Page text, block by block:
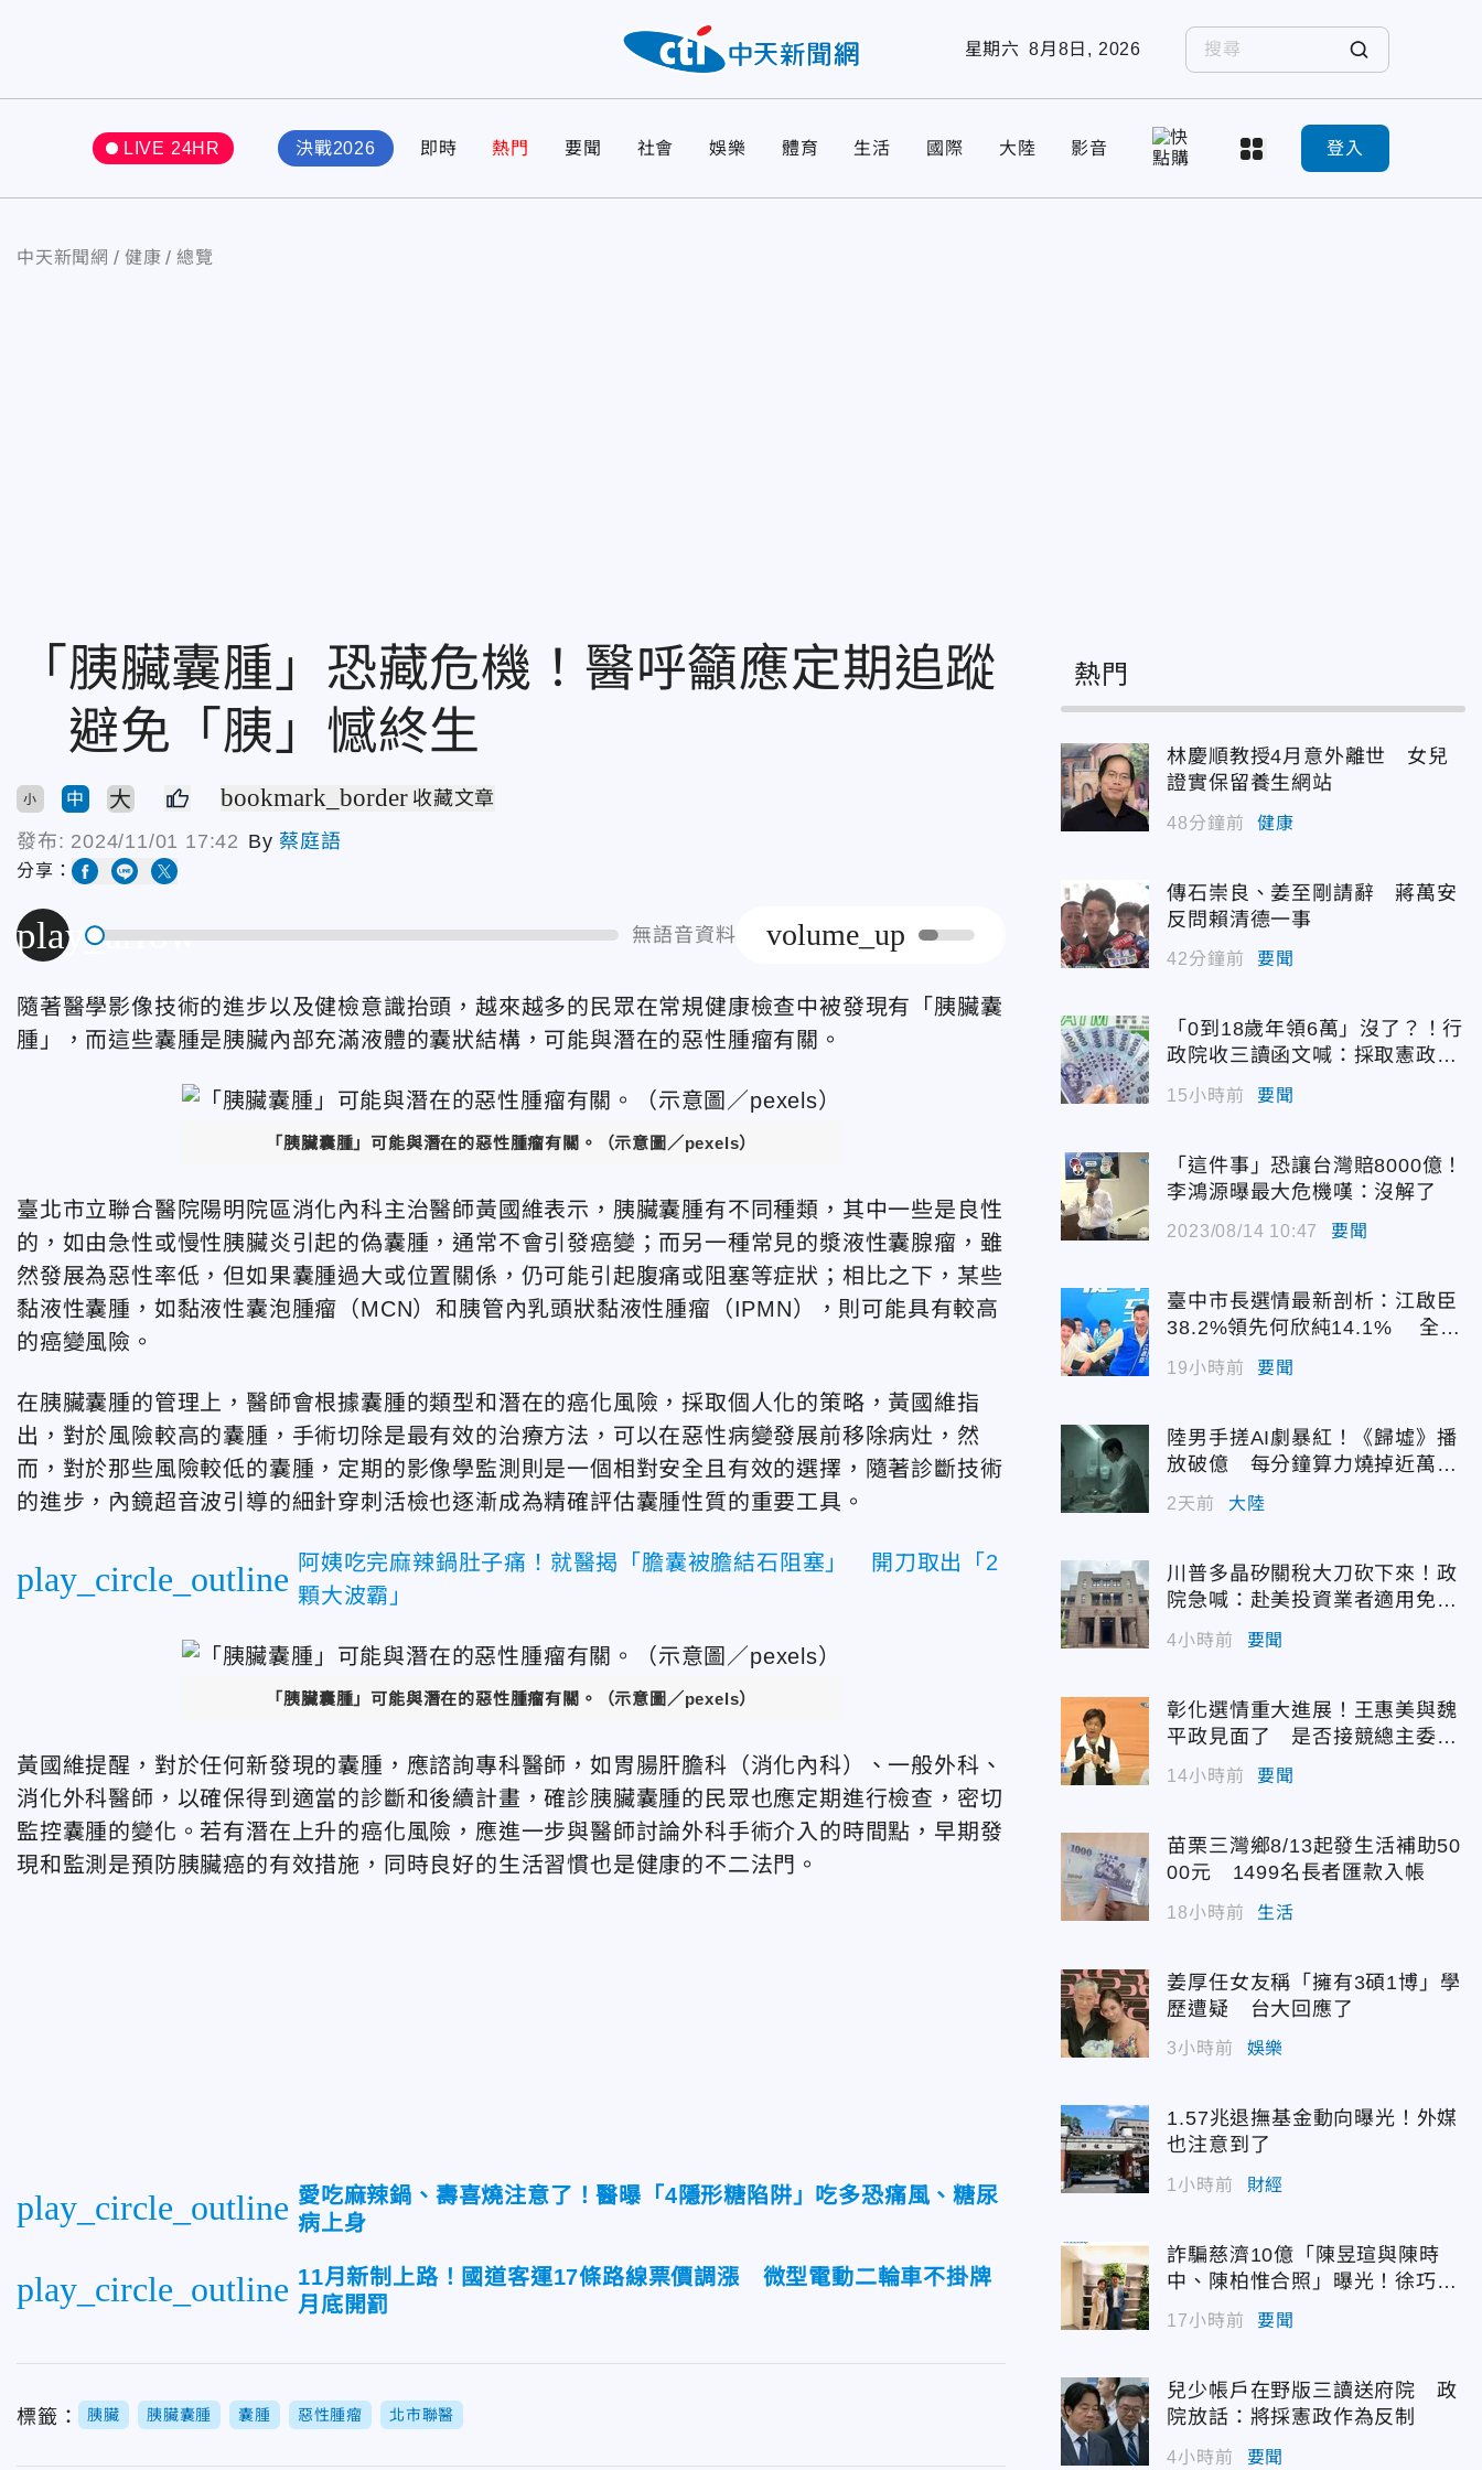
星期六 8月8日, 2026
LIVE 24HR 決戰2026 即時 熱門 要聞 社會 娛樂 體育 生活 國際 大陸 影音 登入
中天新聞網 健康 總覽
「胰臟囊腫」恐藏危機！醫呼籲應定期追蹤
避免「胰」憾終生
小 中 大 bookmark_border 收藏文章
發布: 2024/11/01 17:42 By 蔡庭語
分享：
play_arrow 無語音資料 volume_up
隨著醫學影像技術的進步以及健檢意識抬頭，越來越多的民眾在常規健康檢查中被發現有「胰臟囊
腫」，而這些囊腫是胰臟內部充滿液體的囊狀結構，可能與潛在的惡性腫瘤有關。
「胰臟囊腫」可能與潛在的惡性腫瘤有關。（示意圖／pexels）
臺北市立聯合醫院陽明院區消化內科主治醫師黃國維表示，胰臟囊腫有不同種類，其中一些是良性
的，如由急性或慢性胰臟炎引起的偽囊腫，通常不會引發癌變；而另一種常見的漿液性囊腺瘤，雖
然發展為惡性率低，但如果囊腫過大或位置關係，仍可能引起腹痛或阻塞等症狀；相比之下，某些
黏液性囊腫，如黏液性囊泡腫瘤（MCN）和胰管內乳頭狀黏液性腫瘤（IPMN），則可能具有較高
的癌變風險。
在胰臟囊腫的管理上，醫師會根據囊腫的類型和潛在的癌化風險，採取個人化的策略，黃國維指
出，對於風險較高的囊腫，手術切除是最有效的治療方法，可以在惡性病變發展前移除病灶，然
而，對於那些風險較低的囊腫，定期的影像學監測則是一個相對安全且有效的選擇，隨著診斷技術
的進步，內鏡超音波引導的細針穿刺活檢也逐漸成為精確評估囊腫性質的重要工具。
play_circle_outline 阿姨吃完麻辣鍋肚子痛！就醫揭「膽囊被膽結石阻塞」 開刀取出「2
顆大波霸」
「胰臟囊腫」可能與潛在的惡性腫瘤有關。（示意圖／pexels）
黃國維提醒，對於任何新發現的囊腫，應諮詢專科醫師，如胃腸肝膽科（消化內科）、一般外科、
消化外科醫師，以確保得到適當的診斷和後續計畫，確診胰臟囊腫的民眾也應定期進行檢查，密切
監控囊腫的變化。若有潛在上升的癌化風險，應進一步與醫師討論外科手術介入的時間點，早期發
現和監測是預防胰臟癌的有效措施，同時良好的生活習慣也是健康的不二法門。
play_circle_outline 愛吃麻辣鍋、壽喜燒注意了！醫曝「4隱形糖陷阱」吃多恐痛風、糖尿
病上身
play_circle_outline 11月新制上路！國道客運17條路線票價調漲 微型電動二輪車不掛牌
月底開罰
標籤： 胰臟 胰臟囊腫 囊腫 惡性腫瘤 北市聯醫
熱門
林慶順教授4月意外離世 女兒
證實保留養生網站
48分鐘前 健康
傳石崇良、姜至剛請辭 蔣萬安
反問賴清德一事
42分鐘前 要聞
「0到18歲年領6萬」沒了？！行
政院收三讀函文喊：採取憲政作
15小時前 要聞
「這件事」恐讓台灣賠8000億！
李鴻源曝最大危機嘆：沒解了
2023/08/14 10:47 要聞
臺中市長選情最新剖析：江啟臣
38.2%領先何欣純14.1% 全世
代支持度全面居首
19小時前 要聞
陸男手搓AI劇暴紅！《歸墟》播
放破億 每分鐘算力燒掉近萬台
2天前 大陸
川普多晶矽關稅大刀砍下來！政
院急喊：赴美投資業者適用免稅
配額
4小時前 要聞
彰化選情重大進展！王惠美與魏
平政見面了 是否接競總主委態
度曝光
14小時前 要聞
苗栗三灣鄉8/13起發生活補助50
00元 1499名長者匯款入帳
18小時前 生活
姜厚任女友稱「擁有3碩1博」學
歷遭疑 台大回應了
3小時前 娛樂
1.57兆退撫基金動向曝光！外媒
也注意到了
1小時前 財經
詐騙慈濟10億「陳昱瑄與陳時
中、陳柏惟合照」曝光！徐巧芯
震撼出手
17小時前 要聞
兒少帳戶在野版三讀送府院 政
院放話：將採憲政作為反制
4小時前 要聞